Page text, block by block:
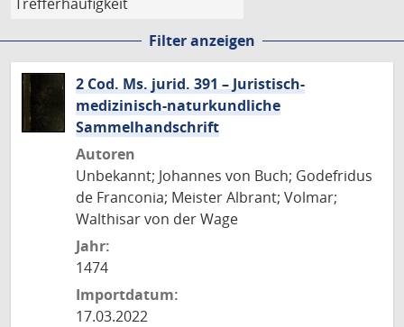
Filter anzeigen
2 Cod. Ms. jurid. 391 – Juristisch-
medizinisch-naturkundliche
Sammelhandschrift
Autoren
Unbekannt; Johannes von Buch; Godefridus
de Franconia; Meister Albrant; Volmar;
Walthisar von der Wage
Jahr:
1474
Importdatum:
17.03.2022